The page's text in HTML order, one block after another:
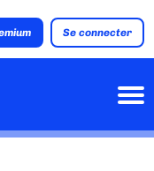
Se connecter